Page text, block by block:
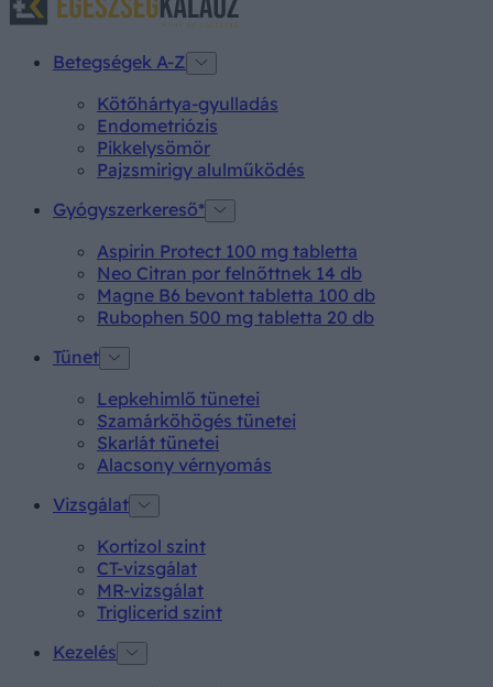
Betegségek A-Z
Kötőhártya-gyulladás
Endometriózis
Pikkelysömör
Pajzsmirigy alulműködés
Gyógyszerkereső*
Aspirin Protect 100 mg tabletta
Neo Citran por felnőttnek 14 db
Magne B6 bevont tabletta 100 db
Rubophen 500 mg tabletta 20 db
Tünet
Lepkehimlő tünetei
Szamárköhögés tünetei
Skarlát tünetei
Alacsony vérnyomás
Vizsgálat
Kortizol szint
CT-vizsgálat
MR-vizsgálat
Triglicerid szint
Kezelés